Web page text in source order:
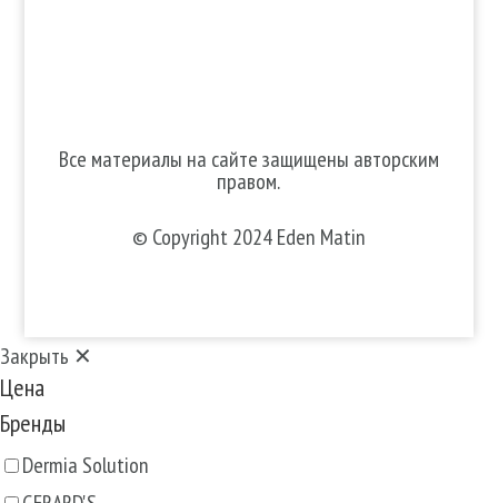
Все материалы на сайте защищены авторским
правом.
© Copyright 2024 Eden Matin
Закрыть ✕
Цена
Бренды
Dermia Solution